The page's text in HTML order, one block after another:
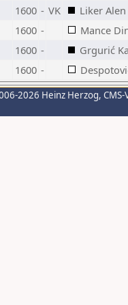
1600 - VK
Liker Alen
1600 -
Mance
1600 -
Grgurić
1600 -
2026 Heinz Herzog,